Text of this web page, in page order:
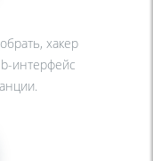
хакер
интерфейс